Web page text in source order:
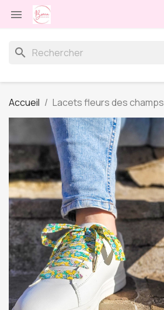

search
Accueil Lacets fleurs des champs